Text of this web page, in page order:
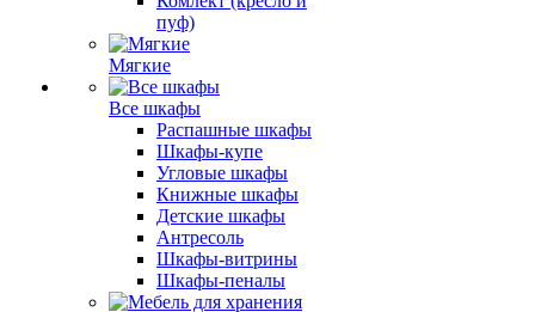
пуф)
Мягкие
Все шкафы
Распашные шкафы
Шкафы-купе
Угловые шкафы
Книжные шкафы
Детские шкафы
Антресоль
Шкафы-витрины
Шкафы-пеналы